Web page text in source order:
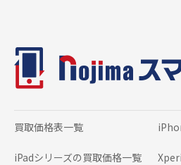
買取価格表一覧
iPadシリーズの 買取価格一覧